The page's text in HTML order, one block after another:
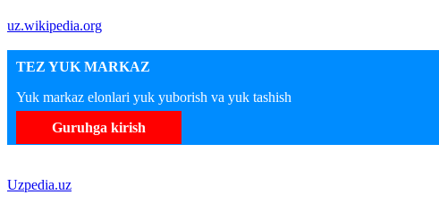
uz.wikipedia.org
TEZ YUK MARKAZ
Yuk markaz elonlari yuk yuborish va yuk tashish
Guruhga kirish
Uzpedia.uz